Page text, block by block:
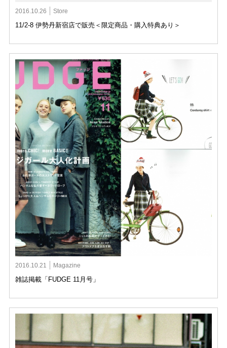
2016.10.26 Store
11/2-8 伊勢丹新宿店で販売＜限定商品・購入特典あり＞
2016.10.21 Magazine
雑誌掲載「FUDGE 11月号」